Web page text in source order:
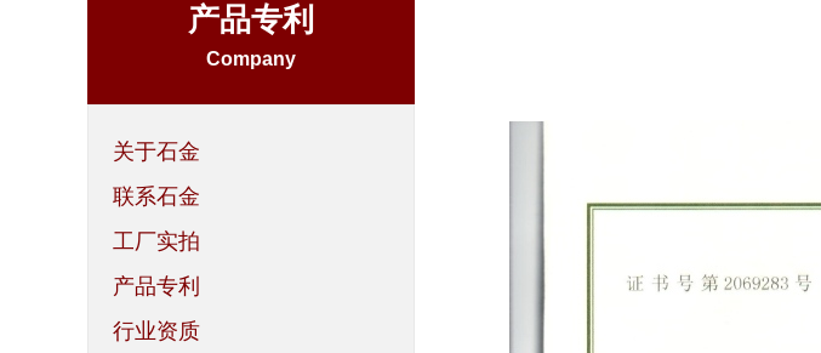
产品专利
Company
关于石金
联系石金
工厂实拍
产品专利
行业资质